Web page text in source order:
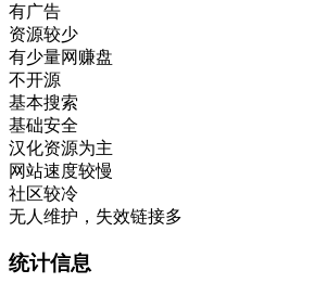
有广告
资源较少
有少量网赚盘
不开源
基本搜索
基础安全
汉化资源为主
网站速度较慢
社区较冷
无人维护，失效链接多
统计信息